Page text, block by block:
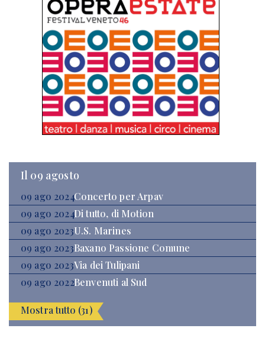
Il 09 agosto
09 ago 2024Concerto per Arpav
09 ago 2024Di tutto, di Motion
09 ago 2023U.S. Marines
09 ago 2023Baxano Passione Comune
09 ago 2023Via dei Tulipani
09 ago 2022Benvenuti al Sud
Mostra tutto (31)